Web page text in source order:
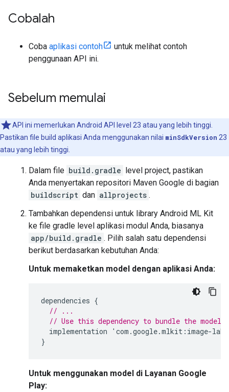
Cobalah
Coba aplikasi contoh
untuk melihat contoh
penggunaan API ini.
Sebelum memulai
API ini memerlukan Android API level 23 atau yang lebih tinggi.
Pastikan file build aplikasi Anda menggunakan nilai minSdkVersion 23
atau yang lebih tinggi.
Dalam file build.gradle level project, pastikan
Anda menyertakan repositori Maven Google di bagian
buildscript dan allprojects .
Tambahkan dependensi untuk library Android ML Kit
ke file gradle level aplikasi modul Anda, biasanya
app/build.gradle . Pilih salah satu dependensi
berikut berdasarkan kebutuhan Anda:
Untuk memaketkan model dengan aplikasi Anda:
dependencies {
// ...
// Use this dependency to bundle the model
implementation
' com .google.mlkit : image-
}
Untuk menggunakan model di Layanan Google
Play: